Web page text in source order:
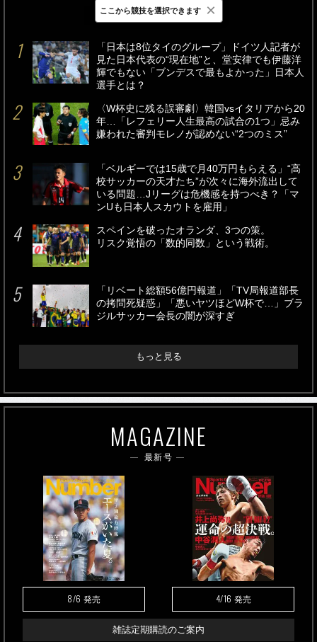
最新 24時間 週間
「日本は8位タイのグループ」ドイツ人記者が
見た日本代表の“現在地”と、堂安律でも伊藤洋
輝でもない「ブンデスで最もよかった」日本人
選手とは？
〈W杯史に残る誤審劇〉韓国vsイタリアから20
年…「レフェリー人生最高の試合の1つ」忌み
嫌われた審判モレノが認めない“2つのミス”
「ベルギーでは15歳で月40万円もらえる」“高
校サッカーの天才たち”が次々に海外流出して
いる問題…Jリーグは危機感を持つべき？「マ
ンUも日本人スカウトを雇用」
スペインを破ったオランダ、3つの策。
リスク覚悟の「数的同数」という戦術。
「リベート総額56億円報道」「TV局報道部長
の拷問死疑惑」「悪いヤツほどW杯で…」ブラ
ジルサッカー会長の闇が深すぎ
もっと見る
MAGAZINE
最新号
8/6 発売 4/16 発売
雑誌定期購読のご案内
ここから競技を選択できます ×